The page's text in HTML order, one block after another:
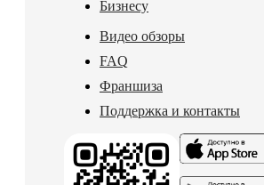
Бизнесу
Видео обзоры
FAQ
Франшиза
Поддержка и контакты